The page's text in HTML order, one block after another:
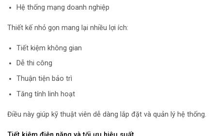
Hệ thống mạng doanh nghiệp
Thiết kế nhỏ gọn mang lại nhiều lợi ích:
Tiết kiệm không gian
Dễ thi công
Thuận tiện bảo trì
Tăng tính linh hoạt
Điều này giúp kỹ thuật viên dễ dàng lắp đặt và quản lý hệ thống.